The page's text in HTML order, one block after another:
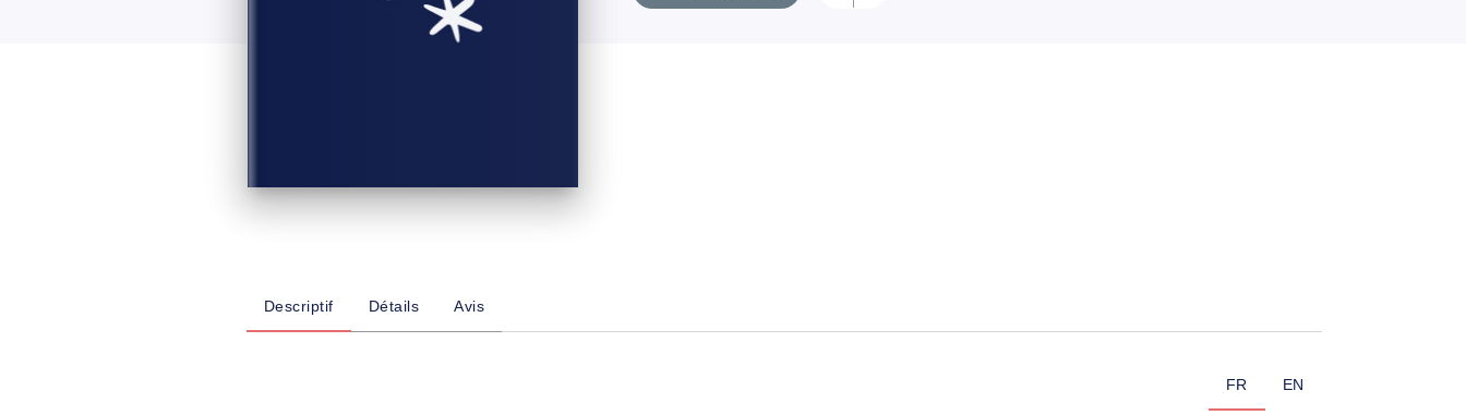
Descriptif Détails Avis
FR EN